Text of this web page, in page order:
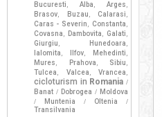
Bucuresti , Alba , Arges ,
Brasov, Buzau , Calarasi ,
Caras - Severin , Constanta ,
Covasna , Dambovita , Galati ,
Giurgiu , Hunedoara ,
Ialomita , Ilfov, Mehedinti ,
Mures , Prahova , Sibiu ,
Tulcea , Valcea , Vrancea ,
cicloturism in Romania /
Banat / Dobrogea / Moldova
/ Muntenia / Oltenia /
Transilvania